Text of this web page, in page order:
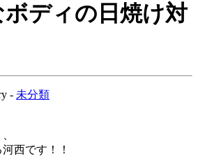
ディの日焼け対
- 未分類
西です！！